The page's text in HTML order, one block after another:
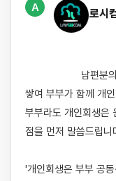
A
로시
쌓여 부부가 함께 개
부부라도 개인회생은
점을 먼저 말씀드립니
'개인회생은 부부 공